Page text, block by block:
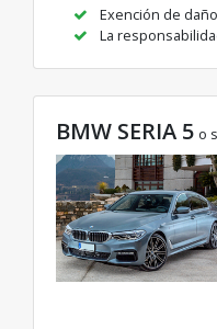
Exención de
La
BMW SERIA 5 o